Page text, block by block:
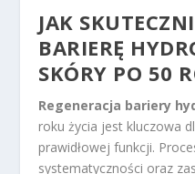
JAK
BARIERĘ
SKÓRY PO 50
Regeneracja bariery
roku życia jest kluczowa
prawidłowej funkcji.
systematyczności oraz